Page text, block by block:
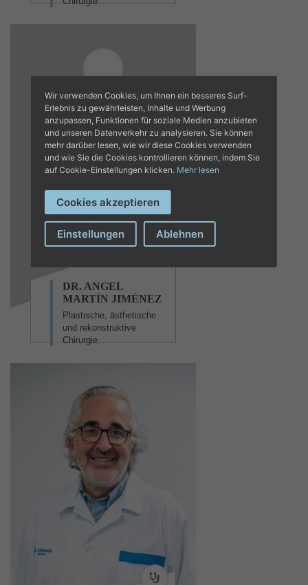
DR. ANGEL
MARTÍN JIMÉNEZ
Plastische, ästhetische
und rekonstruktive
Chirurgie
Wir verwenden Cookies, um Ihnen ein besseres Surf-
Erlebnis zu gewährleisten, Inhalte und Werbung
anzupassen, Funktionen für soziale Medien anzubieten
und unseren Datenverkehr zu analysieren. Sie können
mehr darüber lesen, wie wir diese Cookies verwenden
und wie Sie die Cookies kontrollieren können, indem Sie
auf Cookie-Einstellungen klicken. Mehr lesen
Cookies akzeptieren
Einstellungen Ablehnen